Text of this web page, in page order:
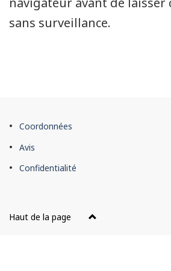
sans surveillance.
À
propos
cette
Web
Coordonnées
Avis
Confidentialité
Haut de la page